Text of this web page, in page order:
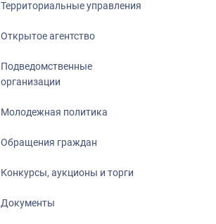
Территориальные управления
Открытое агентство
Подведомственные
организации
Молодежная политика
Обращения граждан
Конкурсы, аукционы и торги
Документы